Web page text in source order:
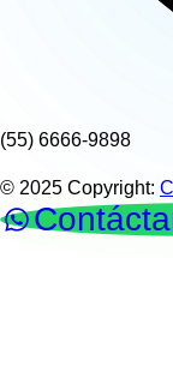
(55) 6666-9898
© 2025 Copyright: